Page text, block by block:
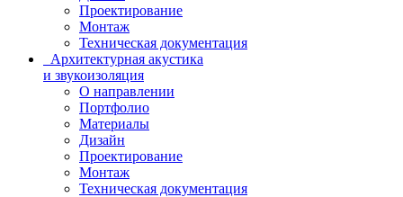
Проектирование
Монтаж
Техническая документация
Архитектурная акустика
и звукоизоляция
О направлении
Портфолио
Материалы
Дизайн
Проектирование
Монтаж
Техническая документация